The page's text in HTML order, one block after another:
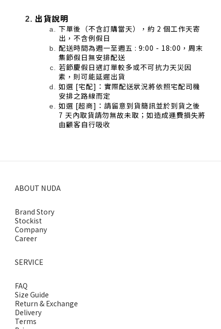
出貨說明
下單後（不含訂購當天），約 2 個工作天寄
出，不含例假日
配送時間為週一至週五 : 9:00 - 18:00，周末
集節假日無安排配送
若節慶假日遇訂單較多或不可抗力天災因
素，則可能延遲出貨
如選 [宅配]：實際配送狀況將依照宅配司機
安排之路線而定
如選 [超商]：請留意到貨簡訊並於到貨之後
7 天內取貨請勿無故未取；如造成運費損失將
由顧客自行吸收
ABOUT NUDA
Brand Story
Stockist
Company
Career
SERVICE
FAQ
Size Guide
Return & Exchange
Delivery
Terms